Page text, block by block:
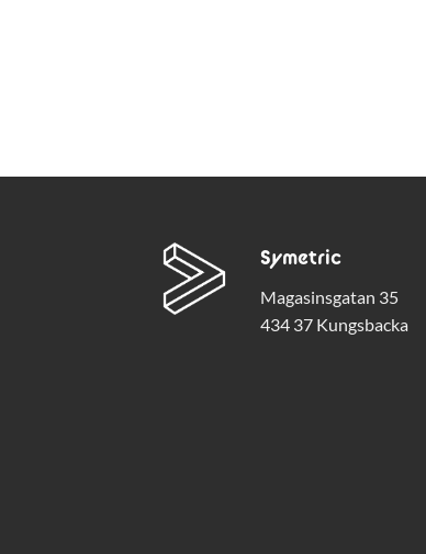
Symetric
Magasinsgatan 35
434 37 Kungsbacka